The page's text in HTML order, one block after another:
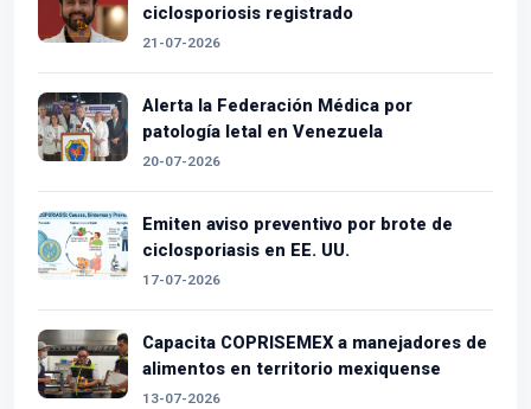
ciclosporiosis registrado
21-07-2026
Alerta la Federación Médica por
patología letal en Venezuela
20-07-2026
Emiten aviso preventivo por brote de
ciclosporiasis en EE. UU.
17-07-2026
Capacita COPRISEMEX a manejadores de
alimentos en territorio mexiquense
13-07-2026